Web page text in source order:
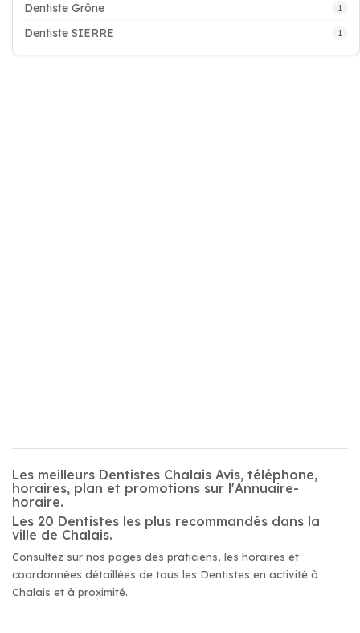
Dentiste Grône 1
Dentiste SIERRE 1
Les meilleurs Dentistes Chalais Avis, téléphone,
horaires, plan et promotions sur l'Annuaire-
horaire.
Les 20 Dentistes les plus recommandés dans la
ville de Chalais.
Consultez sur nos pages des praticiens, les horaires et
coordonnées détaillées de tous les Dentistes en activité à
Chalais et à proximité.